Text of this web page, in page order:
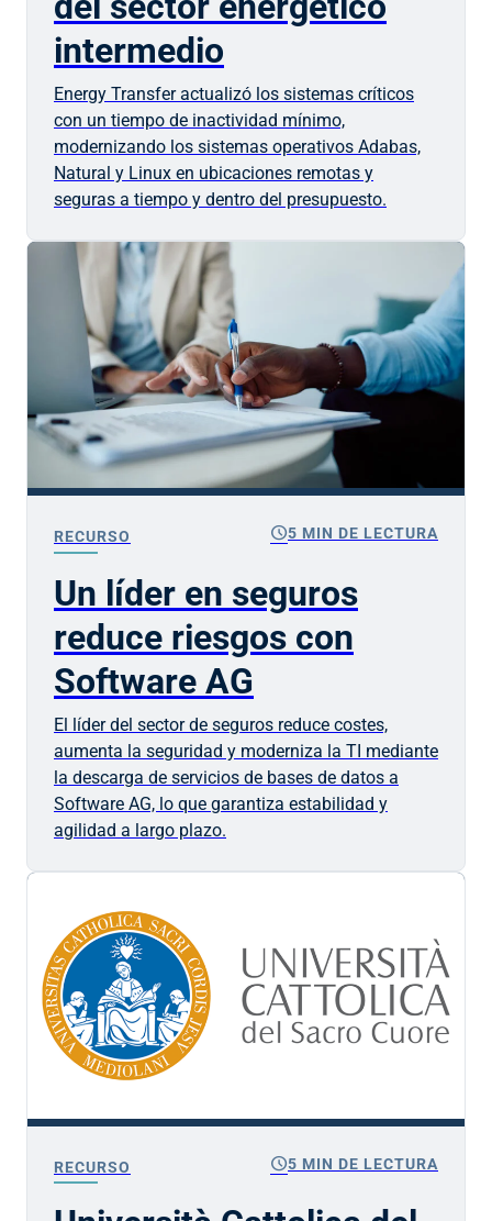
intermedio
Energy Transfer actualizó los sistemas críticos
con un tiempo de inactividad mínimo,
modernizando los sistemas operativos Adabas,
Natural y Linux en ubicaciones remotas y
seguras a tiempo y dentro del presupuesto.
RECURSO schedule5 MIN DE LECTURA
Un líder en seguros
reduce riesgos con
Software AG
El líder del sector de seguros reduce costes,
aumenta la seguridad y moderniza la TI mediante
la descarga de servicios de bases de datos a
Software AG, lo que garantiza estabilidad y
agilidad a largo plazo.
RECURSO schedule5 MIN DE LECTURA